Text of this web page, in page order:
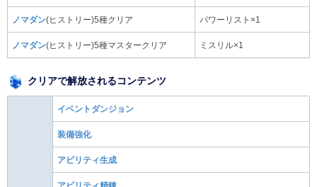
ノマダン(ヒストリー)5種クリア パワーリスト×1
ノマダン(ヒストリー)5種マスタークリア ミスリル×1
クリアで解放されるコンテンツ
イベントダンジョン
装備強化
アビリティ生成